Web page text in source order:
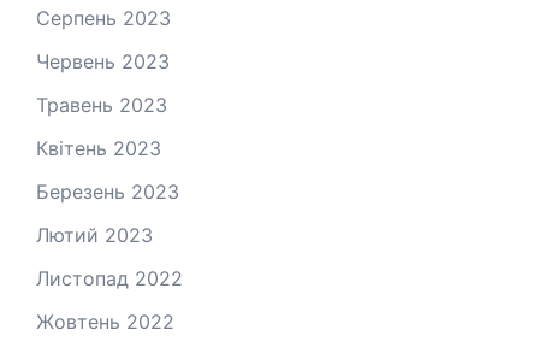
Серпень 2023
Червень 2023
Травень 2023
Квітень 2023
Березень 2023
Лютий 2023
Листопад 2022
Жовтень 2022